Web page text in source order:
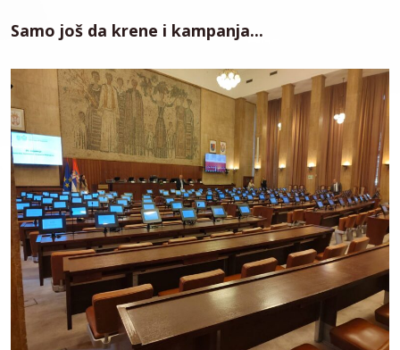
Samo još da krene i kampanja...